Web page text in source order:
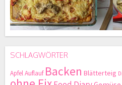
SCHLAGWÖRTER
ApfelAuflauf Backen Blätterteig